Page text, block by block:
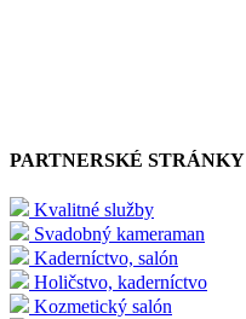
PARTNERSKÉ STRÁNKY
Kvalitné služby
Svadobný kameraman
Kaderníctvo, salón
Holičstvo, kaderníctvo
Kozmetický salón